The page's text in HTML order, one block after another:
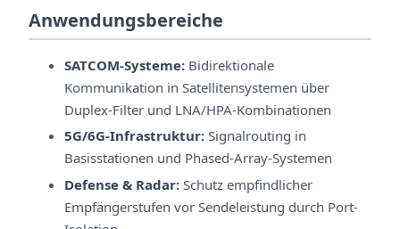
Anwendungsbereiche
SATCOM-Systeme: Bidirektionale
Kommunikation in Satellitensystemen über
Duplex-Filter und LNA/HPA-Kombinationen
5G/6G-Infrastruktur: Signalrouting in
Basisstationen und Phased-Array-Systemen
Defense & Radar: Schutz empfindlicher
Empfängerstufen vor Sendeleistung durch Port-